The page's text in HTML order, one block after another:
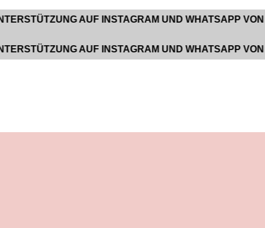
AUF INSTAGRAM UND WHATSAPP VON 9:00
AUF INSTAGRAM UND WHATSAPP VON 9:00